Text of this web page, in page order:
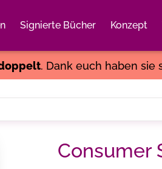
Signierte Bücher Konzept
. Dank euch haben sie
Consumer